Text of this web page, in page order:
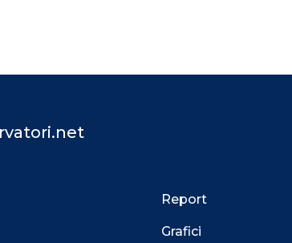
Report
Grafici